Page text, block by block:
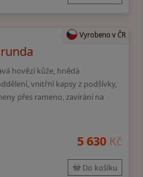
Vyrobeno v ČR
hovězí kůže, hnědá
vnitřní kapsy z podšívky,
přes rameno, zavírání na
5 630 Kč
Do košíku